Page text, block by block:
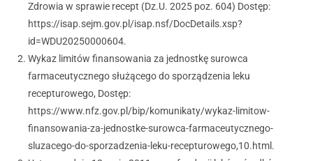
Zdrowia w sprawie recept (Dz.U. 2025 poz. 604) Dostęp:
https://isap.sejm.gov.pl/isap.nsf/DocDetails.xsp?
id=WDU20250000604.
Wykaz limitów finansowania za jednostkę surowca
farmaceutycznego służącego do sporządzenia leku
recepturowego, Dostęp:
https://www.nfz.gov.pl/bip/komunikaty/wykaz-limitow-
finansowania-za-jednostke-surowca-farmaceutycznego-
sluzacego-do-sporzadzenia-leku-recepturowego,10.html.